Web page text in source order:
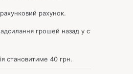
рахунок.
грошей назад у сумі
становитиме 40 грн.